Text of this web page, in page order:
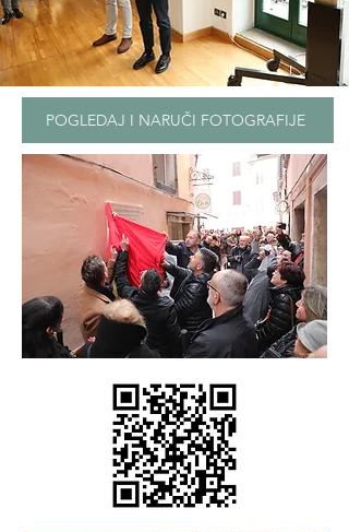
POGLEDAJ I NARUČI FOTOGRAFIJE